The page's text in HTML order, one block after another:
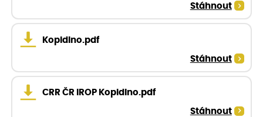
Stáhnout
Kopidlno.pdf
Stáhnout
CRR ČR IROP Kopidlno.pdf
Stáhnout